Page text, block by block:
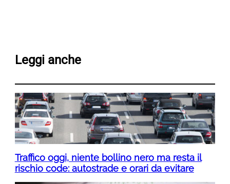
Leggi anche
Traffico oggi, niente bollino nero ma resta il
rischio code: autostrade e orari da evitare